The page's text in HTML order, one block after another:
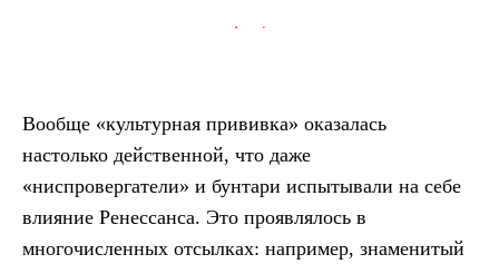
В КОРЗИНУ
Вообще «культурная прививка» оказалась
настолько действенной, что даже
«ниспровергатели» и бунтари испытывали на себе
влияние Ренессанса. Это проявлялось в
многочисленных отсылках: например, знаменитый